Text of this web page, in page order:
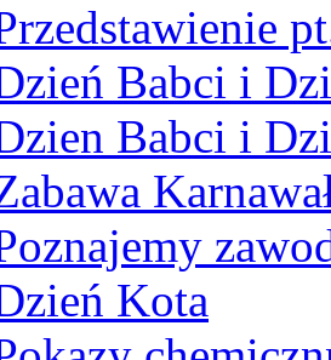
Babci i
Babci i
Kota